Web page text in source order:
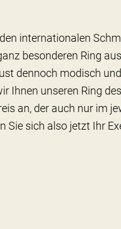
internationalen
besonderen Ring
dennoch modisch
Ihnen unseren Ring
an, der auch nur im
Sie sich also jetzt Ihr